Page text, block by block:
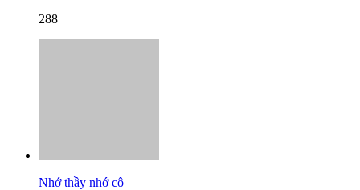
288
Nhớ thầy nhớ cô